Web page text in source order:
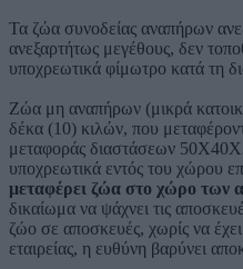
Τα ζώα συνοδείας αναπήρων
ανεξαρτήτως μεγέθους, δεν
υποχρεωτικά φίμωτρο κατά τη
Ζώα μη αναπήρων (μικρά
δέκα (10) κιλών, που
μεταφοράς διαστάσεων
υποχρεωτικά εντός του χώρου
μεταφέρει ζώα στο χώρο των
δικαίωμα να ψάχνει τις
ζώο σε αποσκευές, χωρίς να
εταιρείας, η ευθύνη βαρύνει